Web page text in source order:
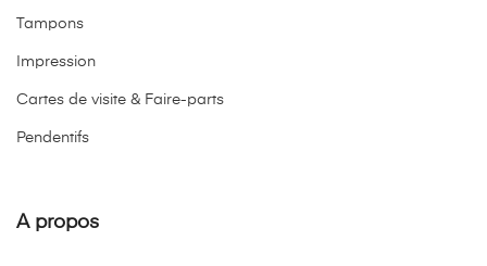
Tampons
Impression
Cartes de visite & Faire-parts
Pendentifs
A propos